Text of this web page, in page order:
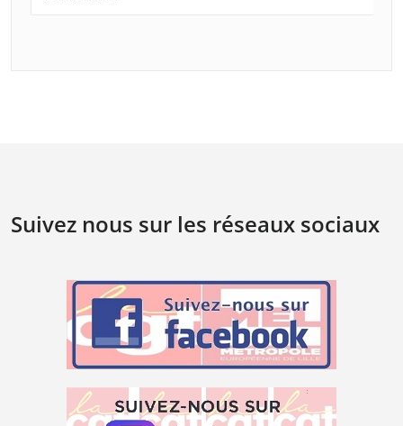
Suivez nous sur les réseaux sociaux